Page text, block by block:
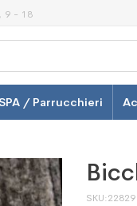
9 - 18
/ Parrucchieri
SKU 22829